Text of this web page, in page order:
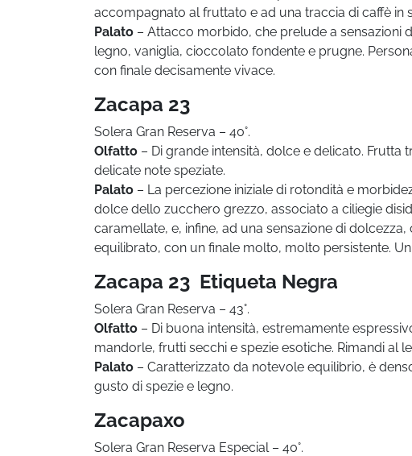
accompagnato al fruttato e ad una traccia di caffè in
Palato – Attacco morbido, che prelude a sensazioni
legno, vaniglia, cioccolato fondente e prugne.
con finale decisamente vivace.
Zacapa 23
Solera Gran Reserva – 40°.
Olfatto – Di grande intensità, dolce e delicato.
delicate note speziate.
Palato – La percezione iniziale di rotondità e
dolce dello zucchero grezzo, associato a ciliegie
caramellate, e, infine, ad una sensazione di
equilibrato, con un finale molto, molto persistente.
Zacapa 23 Etiqueta Negra
Solera Gran Reserva – 43°.
Olfatto – Di buona intensità, estremamente
mandorle, frutti secchi e spezie esotiche. Rimandi al
Palato – Caratterizzato da notevole equilibrio, è
gusto di spezie e legno.
Zacapaxo
Solera Gran Reserva Especial – 40°.